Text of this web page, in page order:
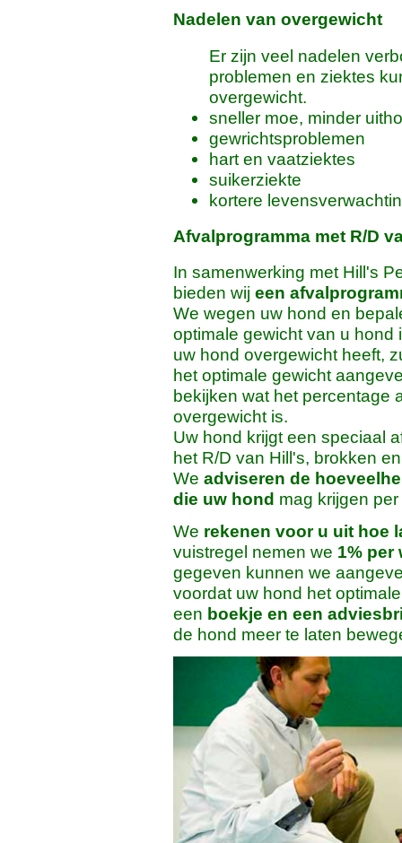
Nadelen van overgewicht
Er zijn veel nadelen
problemen en ziektes
overgewicht.
sneller moe, minder
gewrichtsproblemen
hart en vaatziektes
suikerziekte
kortere
Afvalprogramma met R/D
In samenwerking met Hill's
bieden wij een
We wegen uw hond en
optimale gewicht van u hond
uw hond overgewicht heeft,
het optimale gewicht
bekijken wat het percentage
overgewicht is.
Uw hond krijgt een speciaal
het R/D van Hill's, brokken
We adviseren de
die uw hond mag krijgen
We rekenen voor u uit hoe
vuistregel nemen we 1% per
gegeven kunnen we
voordat uw hond het
een boekje en een
de hond meer te laten